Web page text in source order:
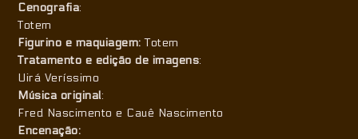
Cenografia:
Totem
Figurino e maquiagem: Totem
Tratamento e edição de imagens:
Uirá Veríssimo
Música original:
Fred Nascimento e Cauê Nascimento
Encenação: